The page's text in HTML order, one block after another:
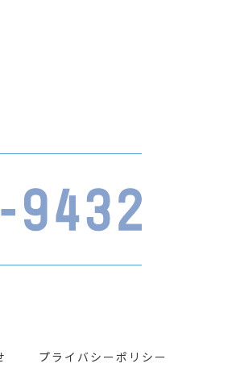
プライバシーポリシー